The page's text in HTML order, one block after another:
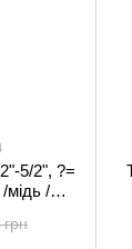
5/2", ?=
мідь /